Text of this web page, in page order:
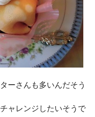
ーさんも多いんだそう
ャレンジしたいそうで